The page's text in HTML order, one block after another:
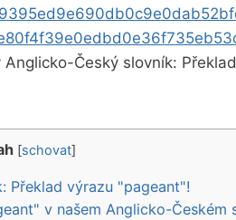
Český slovník:
[schovat]
Překlad výrazu "pageant"!
v našem Anglicko-Českém